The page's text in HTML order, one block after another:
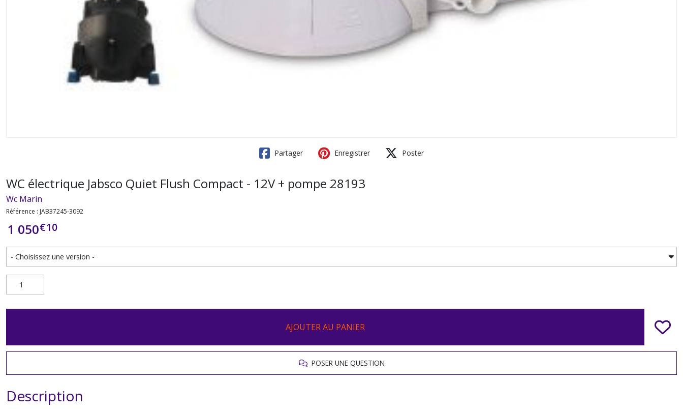
Partager Enregistrer Poster
WC électrique Jabsco Quiet Flush Compact - 12V + pompe 28193
Wc Marin
Référence : JAB37245-3092
1 050€10
AJOUTER AU PANIER
POSER UNE QUESTION
Description